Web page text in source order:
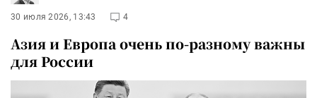
30 июля 2026, 13:43 4
Азия и Европа очень по-разному важны
для России